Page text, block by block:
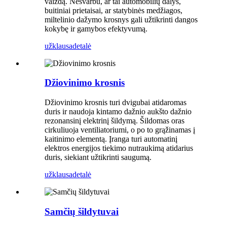
buitiniai prietaisai, ar statybinės medžiagos,
miltelinio dažymo krosnys gali užtikrinti dangos
kokybę ir gamybos efektyvumą.
užklausadetalė
Džiovinimo krosnis
Džiovinimo krosnis turi dvigubai atidaromas
duris ir naudoja kintamo dažnio aukšto dažnio
rezonansinį elektrinį šildymą. Šildomas oras
cirkuliuoja ventiliatoriumi, o po to grąžinamas į
kaitinimo elementą. Įranga turi automatinį
elektros energijos tiekimo nutraukimą atidarius
duris, siekiant užtikrinti saugumą.
užklausadetalė
Samčių šildytuvai